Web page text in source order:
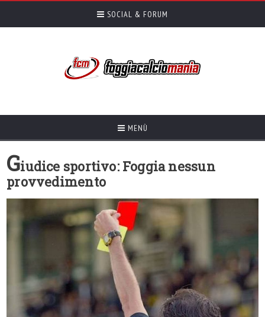
SOCIAL & FORUM
MENÙ
Giudice sportivo: Foggia nessun
provvedimento